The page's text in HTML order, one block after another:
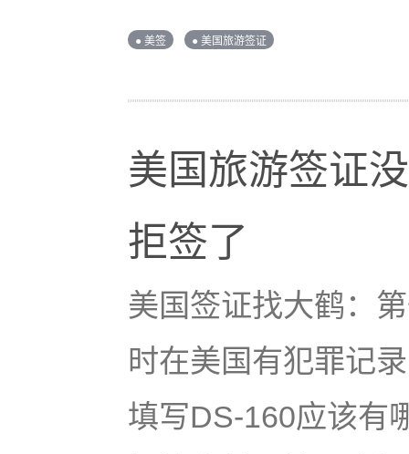
● 美签 ● 美国旅游签证
美国旅游签证
拒签了
美国签证找大鹤：
时在美国有犯罪记
填写DS-160应该有